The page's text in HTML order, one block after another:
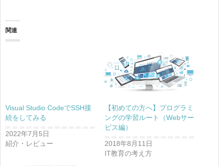
関連
Visual Studio CodeでSSH接
続をしてみる
2022年7月5日
紹介・レビュー
【初めての方へ】プログラミ
ングの学習ルート（Webサー
ビス編）
2018年8月11日
IT教育の考え方